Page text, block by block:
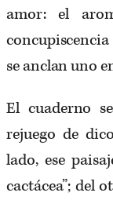
amor: el
se anclan uno
El cuaderno
rejuego de
lado, ese
cactácea”; del